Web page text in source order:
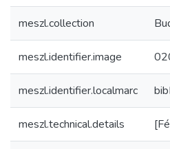
meszl.collection
meszl.identifier.image
meszl.identifier.localmarc
meszl.technical.details